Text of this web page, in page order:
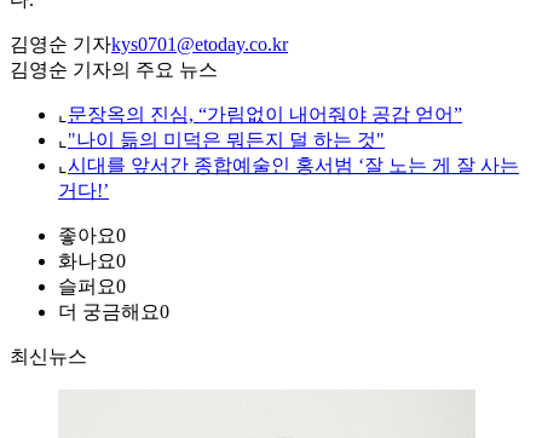
김영순 기자kys0701@etoday.co.kr
김영순 기자의 주요 뉴스
⌞ 문장옥의 진심, “가림없이 내어줘야 공감 얻어”
⌞ "나이 듦의 미덕은 뭐든지 덜 하는 것"
⌞ 시대를 앞서간 종합예술인 홍서범 ‘잘 노는 게 잘 사는
거다!’
좋아요0
화나요0
슬퍼요0
더 궁금해요0
최신뉴스